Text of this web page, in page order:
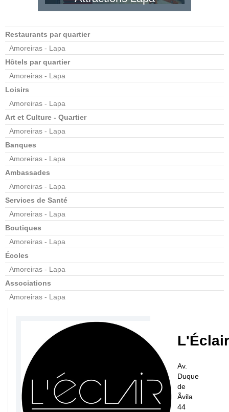
Restaurants par quartier
Amoreiras - Lapa
Hôtels par quartier
Amoreiras - Lapa
Loisirs
Amoreiras - Lapa
Art et Culture - Quartier
Amoreiras - Lapa
Banques
Amoreiras - Lapa
Ambassades
Amoreiras - Lapa
Services de Santé
Amoreiras - Lapa
Boutiques
Amoreiras - Lapa
Écoles
Amoreiras - Lapa
Associations
Amoreiras - Lapa
L'Éclair
Av.
Duque
de
Ãvila
44